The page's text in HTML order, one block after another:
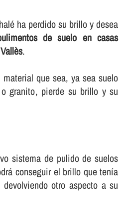
ha perdido su brillo y desea
de suelo en casas
.
que sea, ya sea suelo
granito, pierde su brillo y su
sistema de pulido de suelos
conseguir el brillo que tení­a
otro aspecto a su